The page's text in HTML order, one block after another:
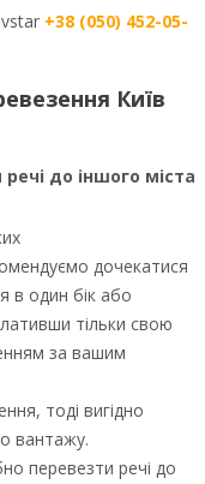
+38 (050) 452-05-
Київ
до іншого міста
дочекатися
в один бік або
тільки свою
за вашим
тоді вигідно
вантажу.
перевезти речі до